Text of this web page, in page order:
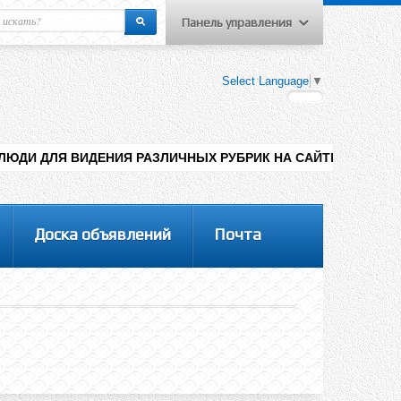
пользователя
на сайт
Панель управления
Select Language ▼
РАЗЛИЧНЫХ РУБРИК НА САЙТЕ , ДОБАВЛЕНИЯ
Доска объявлений Почта